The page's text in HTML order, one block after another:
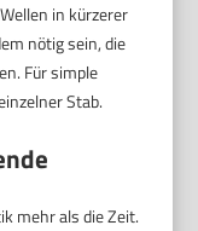
in kürzerer
nötig sein, die
Für simple
Stab.
mehr als die Zeit.